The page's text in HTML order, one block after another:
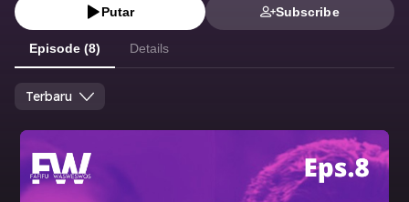
Putar Subscribe
Episode (8) Details
Terbaru